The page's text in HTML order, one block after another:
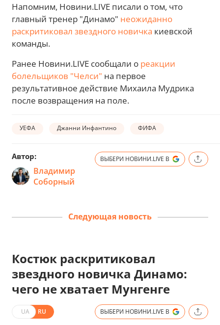
Напомним, Новини.LIVE писали о том, что
главный тренер "Динамо" неожиданно
раскритиковал звездного новичка киевской
команды.
Ранее Новини.LIVE сообщали о реакции
болельщиков "Челси" на первое
результативное действие Михаила Мудрика
после возвращения на поле.
УЕФА Джанни Инфантино ФИФА
Автор:
Владимир
Соборный
ВЫБЕРИ НОВИНИ.LIVE В
Следующая новость
Костюк раскритиковал
звездного новичка Динамо:
чего не хватает Мунгенге
UA RU ВЫБЕРИ НОВИНИ.LIVE В